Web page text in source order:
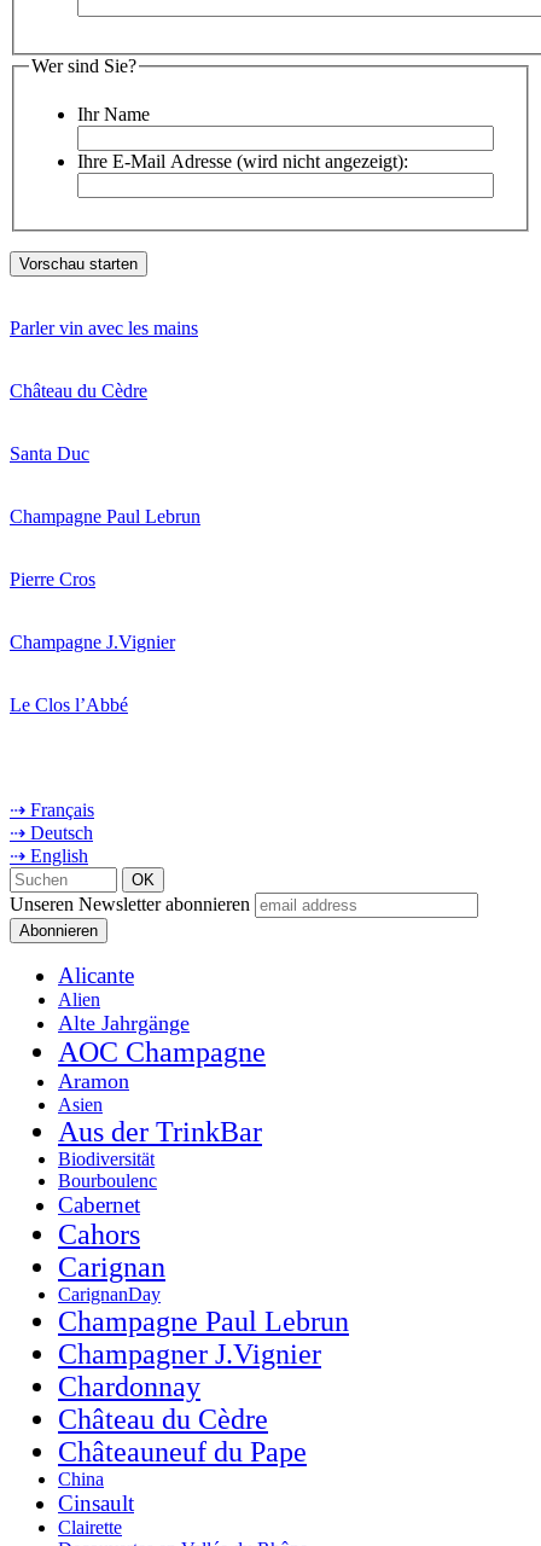
Wer sind Sie?
Ihr Name
Ihre E-Mail Adresse (wird nicht angezeigt):
Parler vin avec les mains
Château du Cèdre
Santa Duc
Champagne Paul Lebrun
Pierre Cros
Champagne J.Vignier
Le Clos l’Abbé
⇢ Français
⇢ Deutsch
⇢ English
Unseren Newsletter abonnieren
Alicante
Alien
Alte Jahrgänge
AOC Champagne
Aramon
Asien
Aus der TrinkBar
Biodiversität
Bourboulenc
Cabernet
Cahors
Carignan
CarignanDay
Champagne Paul Lebrun
Champagner J.Vignier
Chardonnay
Château du Cèdre
Châteauneuf du Pape
China
Cinsault
Clairette